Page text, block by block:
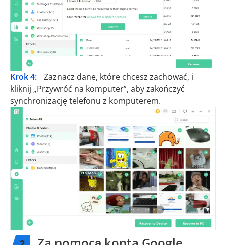
Krok 4:
Zaznacz dane, które chcesz zachować, i
kliknij „Przywróć na komputer”, aby zakończyć
synchronizację telefonu z komputerem.